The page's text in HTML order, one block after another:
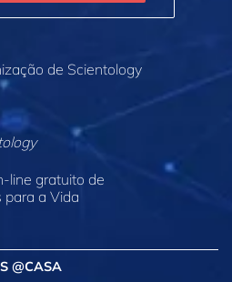
de Scientology
gratuito de
para a Vida
@CASA